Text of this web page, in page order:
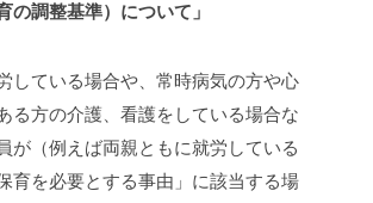
の調整基準）について」
している場合や、常時病気の方や心
る方の介護、看護をしている場合な
が（例えば両親ともに就労している
育を必要とする事由」に該当する場